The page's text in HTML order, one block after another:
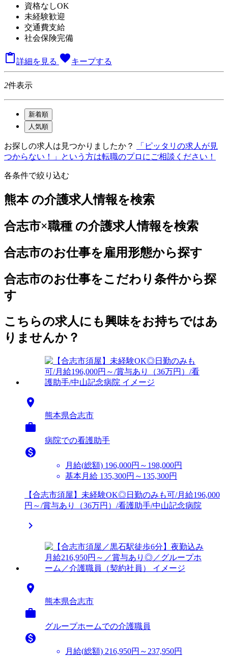
資格なしOK
未経験歓迎
交通費支給
社会保険完備
詳細を見る favoriteキープする
2件表示
新着順
人気順
お探しの求人は見つかりましたか？
「ピッタリの求人が見
つからない！」という方は転職のプロにご相談ください！
各条件で絞り込む
熊本 の介護求人情報を検索
合志市×職種 の介護求人情報を検索
合志市のお仕事を雇用形態から探す
合志市のお仕事をこだわり条件から探
す
こちらの求人にも興味をお持ちではあ
りませんか？

熊本県合志市

病院での看護助手

月給(総額) 196,000円～198,000円
基本月給 135,300円～135,300円
【合志市須屋】未経験OK◎日勤のみも可/月給196,000
円～/賞与あり（36万円）/看護助手/中山記念病院


熊本県合志市

グループホームでの介護職員

月給(総額) 216,950円～237,950円